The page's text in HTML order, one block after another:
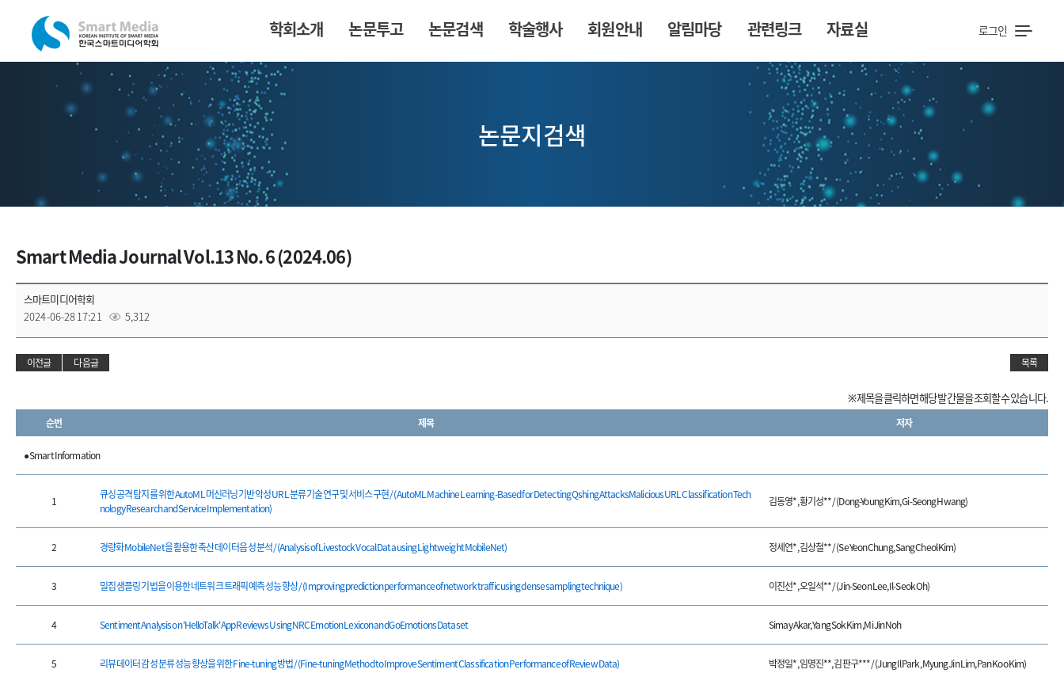
학회소개 논문투고 논문검색 학술행사 회원안내 알림마당 관련링크 자료실 로그인
논문지검색
Smart Media Journal Vol.13 No. 6 (2024.06)
스마트미디어학회
2024-06-28 17:21
5,312
이전글 다음글 목록
※ 제목을 클릭하면 해당 발간물을 조회할 수 있습니다.
순번 제목 저자
● Smart Information
1
큐싱 공격 탐지를 위한 AutoML 머신러닝 기반 악성 URL 분류 기술 연구 및 서비스 구현 / (AutoML Machine Learning-Based for Detecting Qshing AttacksMalicious URL Classification Tech
nology Research and Service Implementation)
김동영*, 황기성** / (Dong-Young Kim, Gi-Seong Hwang)
2 경량화 MobileNet을 활용한 축산 데이터 음성 분석 / (Analysis of Livestock Vocal Data using Lightweight MobileNet) 정세연*, 김상철** / (Se Yeon Chung, Sang Cheol Kim)
3 밀집 샘플링 기법을 이용한 네트워크 트래픽 예측 성능 향상 / (Improving prediction performance of network traffic using dense sampling technique) 이진선*, 오일석** / (Jin-Seon Lee, Il-Seok Oh)
4 Sentiment Analysis on 'HelloTalk' App Reviews Using NRC Emotion Lexicon and GoEmotions Dataset Simay Akar, Yang Sok Kim, Mi Jin Noh
5 리뷰 데이터 감성 분류 성능 향상을 위한 Fine-tuning 방법 / (Fine-tuning Method to Improve Sentiment Classification Performance of Review Data) 박정일*, 임명진**, 김판구*** / (Jung Il Park, Myung Jin Lim, Pan Koo Kim)